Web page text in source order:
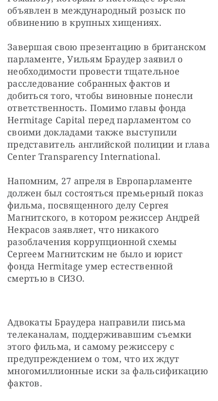
объявлен в международный розыск по
обвинению в крупных хищениях.
Завершая свою презентацию в британском
парламенте, Уильям Браудер заявил о
необходимости провести тщательное
расследование собранных фактов и
добиться того, чтобы виновные понесли
ответственность. Помимо главы фонда
Hermitage Capital перед парламентом со
своими докладами также выступили
представитель английской полиции и глава
Center Transparency International.
Напомним, 27 апреля в Европарламенте
должен был состояться премьерный показ
фильма, посвященного делу Сергея
Магнитского, в котором режиссер Андрей
Некрасов заявляет, что никакого
разоблачения коррупционной схемы
Сергеем Магнитским не было и юрист
фонда Hermitage умер естественной
смертью в СИЗО.
Адвокаты Браудера направили письма
телеканалам, поддерживавшим съемки
этого фильма, и самому режиссеру с
предупреждением о том, что их ждут
многомиллионные иски за фальсификацию
фактов.